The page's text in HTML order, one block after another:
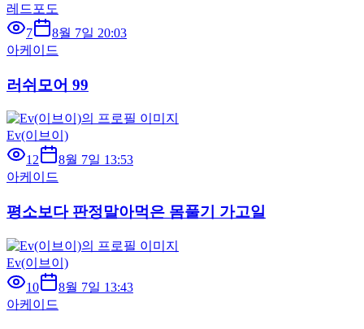
레드포도
7
8월 7일 20:03
아케이드
러쉬모어 99
Ev(이브이)
12
8월 7일 13:53
아케이드
평소보다 판정말아먹은 몸풀기 가고일
Ev(이브이)
10
8월 7일 13:43
아케이드